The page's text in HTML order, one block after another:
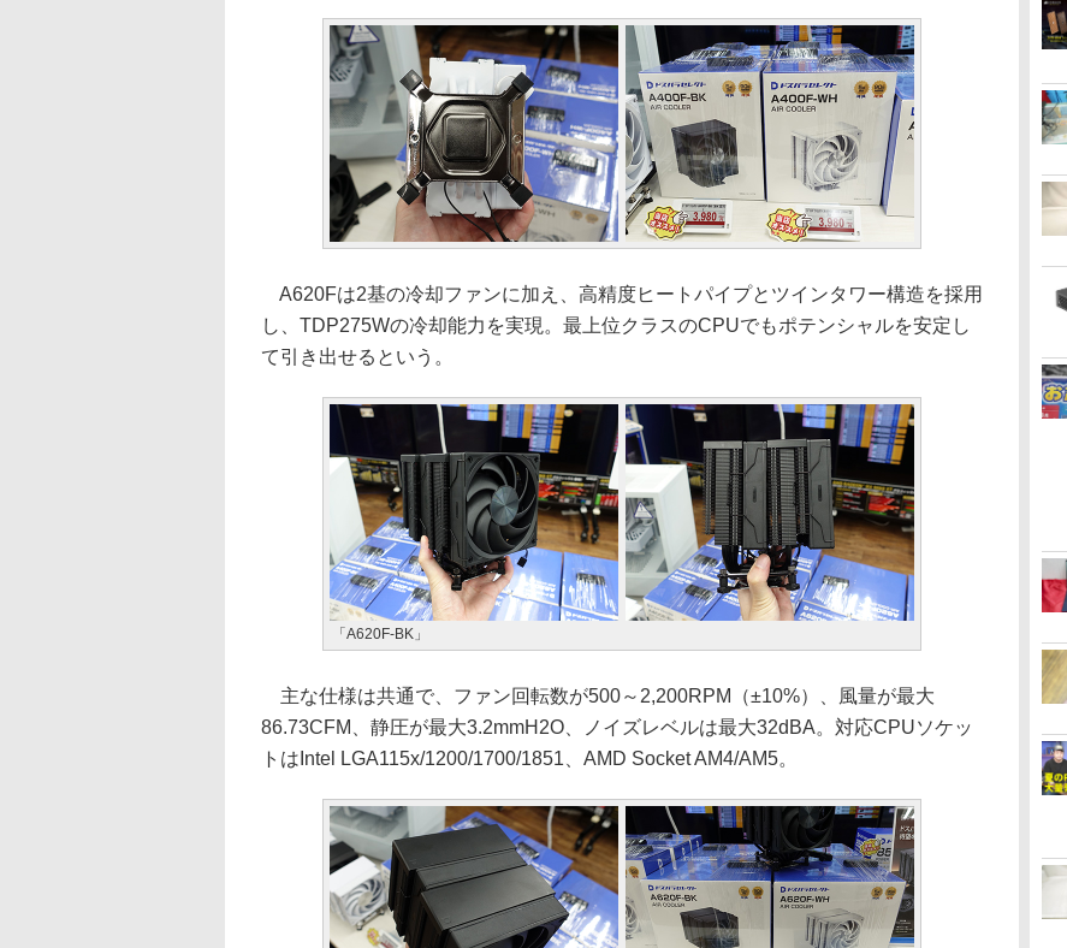
A620Fは2基の冷却ファンに加え、高精度ヒートパイプとツインタワー構造を採用
し、TDP275Wの冷却能力を実現。最上位クラスのCPUでもポテンシャルを安定し
て引き出せるという。
「A620F-BK」
主な仕様は共通で、ファン回転数が500～2,200RPM（±10%）、風量が最大
86.73CFM、静圧が最大3.2mmH2O、ノイズレベルは最大32dBA。対応CPUソケッ
トはIntel LGA115x/1200/1700/1851、AMD Socket AM4/AM5。